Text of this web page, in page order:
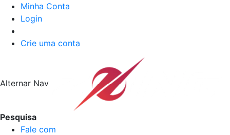
Minha Conta
Login
Crie uma conta
Alternar Nav
Pesquisa
Fale com